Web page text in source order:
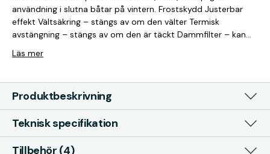
användning i slutna båtar på vintern. Frostskydd Justerbar
effekt Vältsäkring – stängs av om den välter Termisk
avstängning – stängs av om den är täckt Dammfilter – kan
Läs mer
Produktbeskrivning
Teknisk specifikation
Tillbehör (4)